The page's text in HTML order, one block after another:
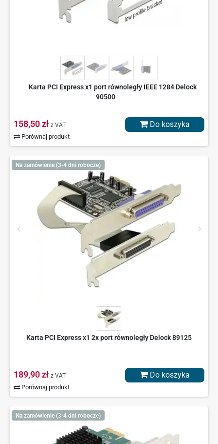
Karta PCI Express x1 port równoległy IEEE 1284 Delock
90500
158,50 zł z VAT
Porównaj produkt
Do koszyka
Na zamówienie (3-4 dni robocze)
Karta PCI Express x1 2x port równoległy Delock 89125
189,90 zł z VAT
Porównaj produkt
Do koszyka
Na zamówienie (3-4 dni robocze)